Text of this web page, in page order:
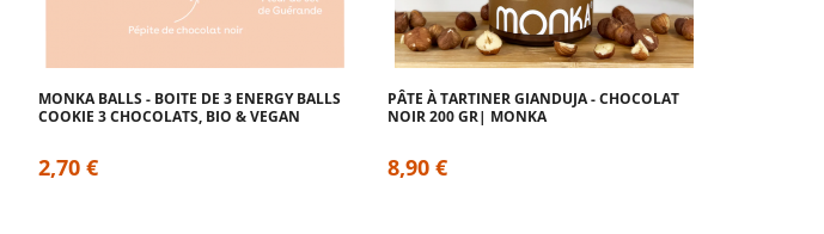
MONKA BALLS - BOITE DE 3 ENERGY BALLS
COOKIE 3 CHOCOLATS, BIO & VEGAN
2,70 €
PÂTE À TARTINER GIANDUJA - CHOCOLAT
NOIR 200 GR| MONKA
8,90 €